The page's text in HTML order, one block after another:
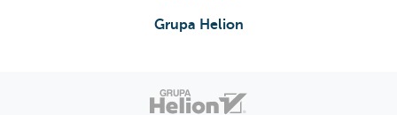
Grupa Helion